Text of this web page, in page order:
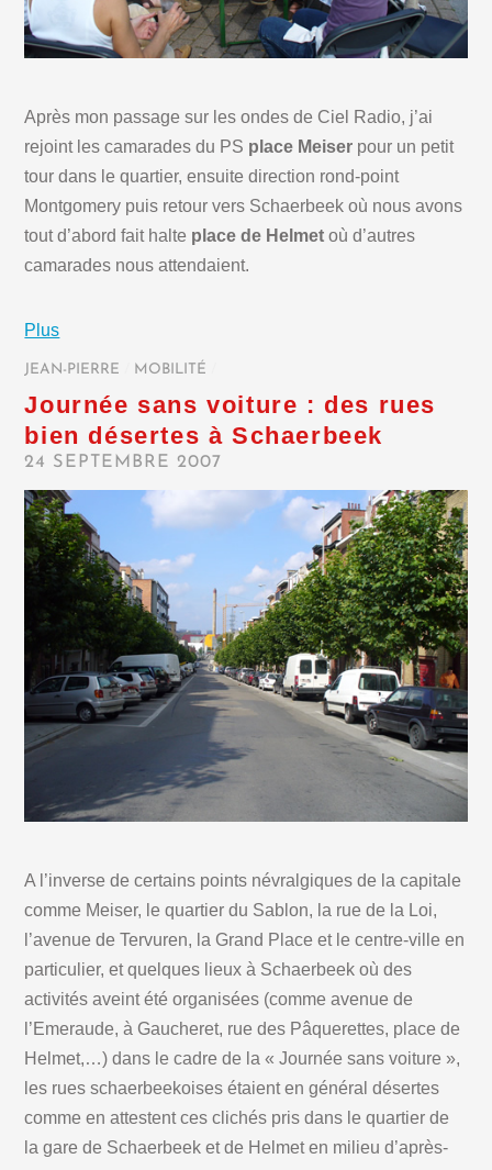
Après mon passage sur les ondes de Ciel Radio, j’ai
rejoint les camarades du PS place Meiser pour un petit
tour dans le quartier, ensuite direction rond-point
Montgomery puis retour vers Schaerbeek où nous avons
tout d’abord fait halte place de Helmet où d’autres
camarades nous attendaient.
Plus
JEAN-PIERRE MOBILITÉ
Journée sans voiture : des rues
bien désertes à Schaerbeek
24 SEPTEMBRE 2007
A l’inverse de certains points névralgiques de la capitale
comme Meiser, le quartier du Sablon, la rue de la Loi,
l’avenue de Tervuren, la Grand Place et le centre-ville en
particulier, et quelques lieux à Schaerbeek où des
activités aveint été organisées (comme avenue de
l’Emeraude, à Gaucheret, rue des Pâquerettes, place de
Helmet,…) dans le cadre de la « Journée sans voiture »,
les rues schaerbeekoises étaient en général désertes
comme en attestent ces clichés pris dans le quartier de
la gare de Schaerbeek et de Helmet en milieu d’après-